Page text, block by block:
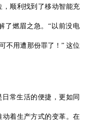
顺利找到了移动智能充
了燃眉之急。“以前没电
不用遭那份罪了！” 这位
常生活的便捷，更如同
着生产方式的变革。在